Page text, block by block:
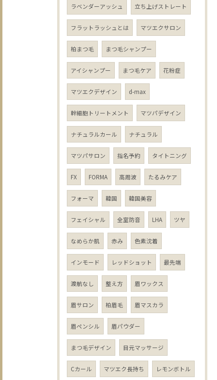
ラベンダーアッシュ 立ち上げストレート
フラットラッシュとは マツエクサロン
柏まつ毛 まつ毛シャンプー
アイシャンプー まつ毛ケア 花粉症
マツエクデザイン d-max
幹細胞トリートメント マツパデザイン
ナチュラルカール ナチュラル
マツパサロン 指名予約 タイトニング
FX FORMA 高周波 たるみケア
フォーマ 韓国 韓国美容
フェイシャル 全室防音 LHA ツヤ
なめらか肌 赤み 色素沈着
インモード レッドショット 最先端
渡航なし 整え方 眉ワックス
眉サロン 柏眉毛 眉マスカラ
眉ペンシル 眉パウダー
まつ毛デザイン 目元マッサージ
Cカール マツエク長持ち レモンボトル